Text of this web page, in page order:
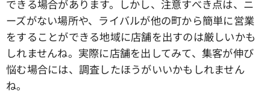
できる場合があります。しかし、注意すべき点は、ニ
ーズがない場所や、ライバルが他の町から簡単に営業
をすることができる地域に店舗を出すのは厳しいかも
しれませんね。実際に店舗を出してみて、集客が伸び
悩む場合には、調査したほうがいいかもしれません
ね。